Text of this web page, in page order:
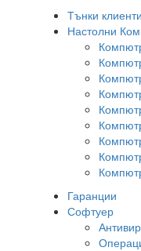
Тънки клиенти
Настолни
Гаранции
Софтуер